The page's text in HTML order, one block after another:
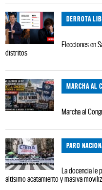
DERROTA
Elecciones en
distritos
MARCHA AL
Marcha al
PARO
La docencia le
altísimo acatamiento y masiva